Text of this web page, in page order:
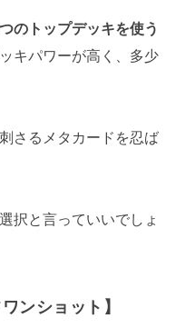
トップデッキを使う
キパワーが高く、多少
さるメタカードを忍ば
択と言っていいでしょ
ンショット】